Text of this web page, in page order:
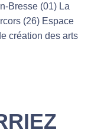
Bresse (01) La
(26) Espace
création des arts